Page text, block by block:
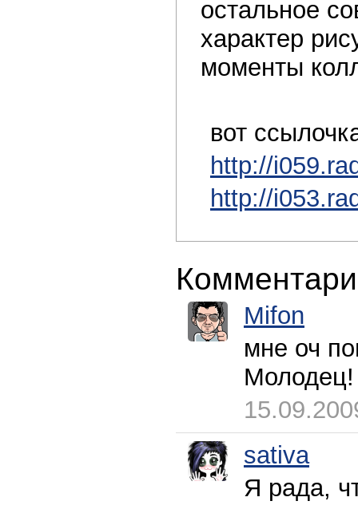
остальное
характер
моменты
вот
http://
http://
Mifon
мне оч
sativa
Я рада,